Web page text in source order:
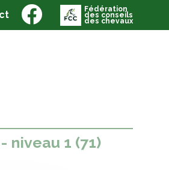
(current) Fédération
des conseils
des chevaux
niveau 1 (71)